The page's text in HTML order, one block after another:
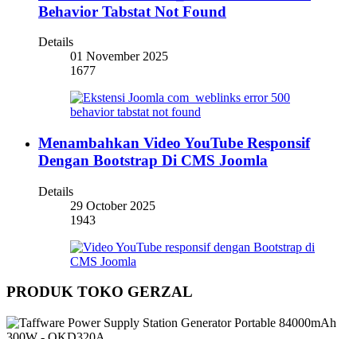
Behavior Tabstat Not Found
Details
01 November 2025
1677
Menambahkan Video YouTube Responsif
Dengan Bootstrap Di CMS Joomla
Details
29 October 2025
1943
PRODUK TOKO GERZAL